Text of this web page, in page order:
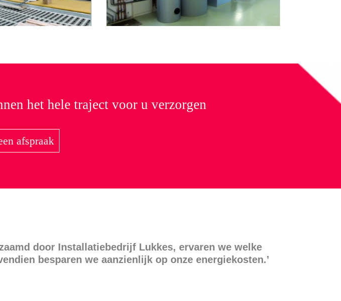
het hele traject voor u verzorgen
afspraak
door Installatiebedrijf Lukkes, ervaren we welke
besparen we aanzienlijk op onze energiekosten.’